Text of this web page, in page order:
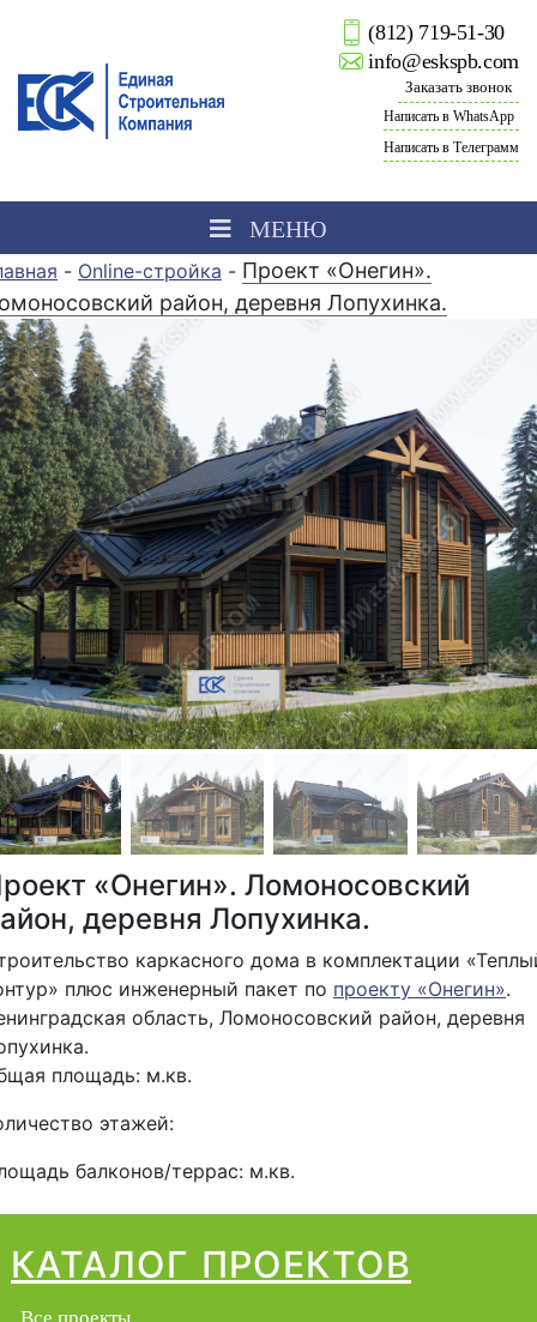
(812) 719-51-30
info@eskspb.com
Заказать звонок
Написать в WhatsApp
Написать в Телеграмм
МЕНЮ
- Online-стройка - Проект «Онегин».
район, деревня Лопухинка.
«Онегин». Ломоносовский
деревня Лопухинка.
каркасного дома в комплектации
плюс инженерный пакет по проекту «Онегин».
область, Ломоносовский район, деревня
площадь: м.кв.
этажей:
балконов/террас: м.кв.
КАТАЛОГ ПРОЕКТОВ
Все проекты